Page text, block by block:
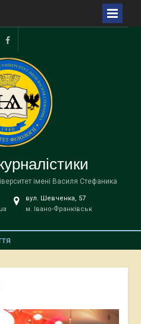
facebook
імені Василя Стефаника
вул. Шевченка, 57
м. Івано-Франківськ